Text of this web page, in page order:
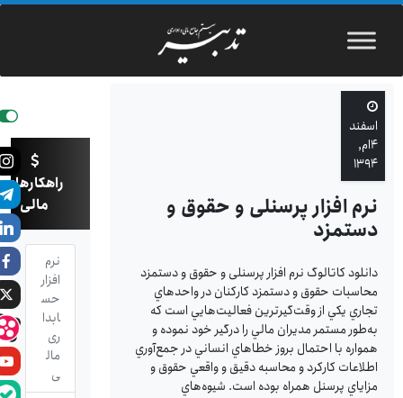
اسفند
۴ام,
۱۳۹۴
نرم افزار پرسنلی و حقوق و
دستمزد
دانلود کاتالوگ نرم افزار پرسنلی و حقوق و دستمزد
محاسبات حقوق و دستمزد کارکنان در واحد‌هاي
تجاري يکي از وقت‌گيرترين فعاليت‌هايي است که
به‌طور مستمر مديران مالي را درگير خود نموده و
همواره با احتمال بروز خطاهاي انساني در جمع‌آوري
اطلاعات کارکرد و محاسبه دقيق و واقعي حقوق و
مزاياي پرسنل همراه بوده است. شيوه‌هاي
راهکارهای
مالی
نرم
افزار
حس
ابدا
ری
مال
ی